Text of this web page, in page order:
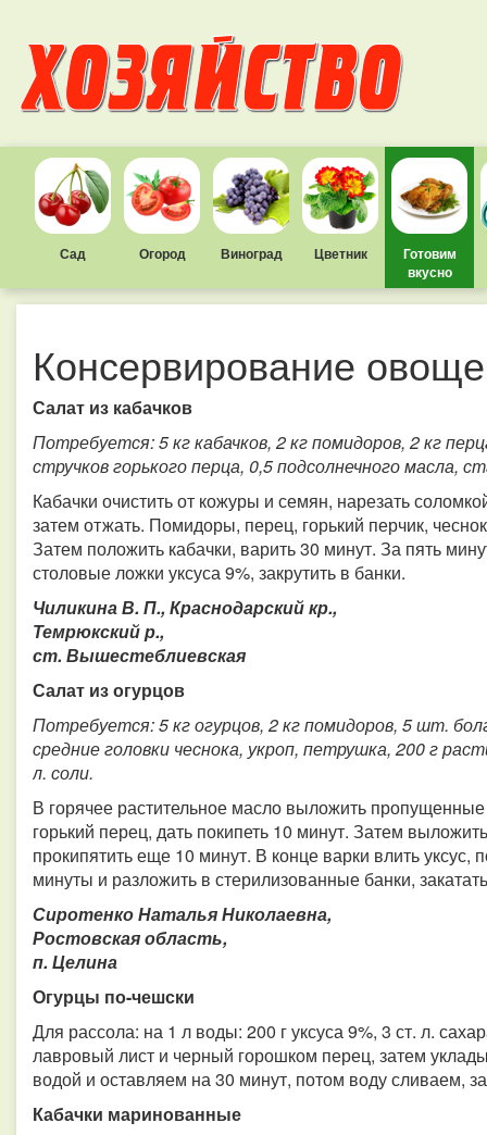
Сад Огород Виноград Цветник
Готовим
вкусно
Консервирование
Салат из кабачков
Потребуется: 5 кг кабачков, 2 кг помидоров, 2 кг
стручков горького перца, 0,5 подсолнечного масла,
Кабачки очистить от кожуры и семян, нарезать
затем отжать. Помидоры, перец, горький перчик,
Затем положить кабачки, варить 30 минут. За пять
столовые ложки уксуса 9%, закрутить в банки.
Чиликина В. П., Краснодарский кр.,
Темрюкский р.,
ст. Вышестеблиевская
Салат из огурцов
Потребуется: 5 кг огурцов, 2 кг помидоров, 5 шт.
средние головки чеснока, укроп, петрушка, 200 г
л. соли.
В горячее растительное масло выложить
горький перец, дать покипеть 10 минут. Затем
прокипятить еще 10 минут. В конце варки влить уксус,
минуты и разложить в стерилизованные банки,
Сиротенко Наталья Николаевна,
Ростовская область,
п. Целина
Огурцы по-чешски
Для рассола: на 1 л воды: 200 г уксуса 9%, 3 ст. л.
лавровый лист и черный горошком перец, затем
водой и оставляем на 30 минут, потом воду сливаем,
Кабачки маринованные